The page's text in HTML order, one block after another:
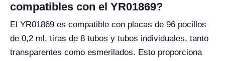
compatibles con el YR01869?
El YR01869 es compatible con placas de 96 pocillos
de 0,2 ml, tiras de 8 tubos y tubos individuales, tanto
transparentes como esmerilados. Esto proporciona